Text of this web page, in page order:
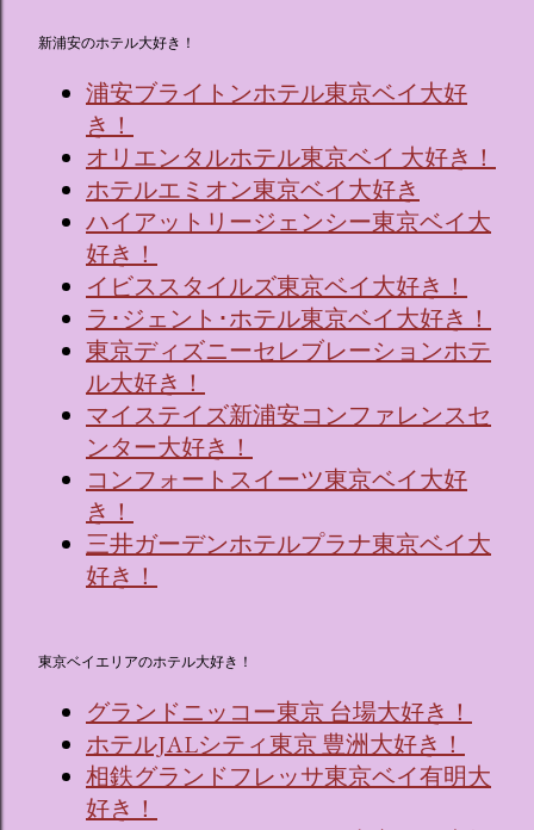
新浦安のホテル大好き！
浦安ブライトンホテル東京ベイ大好
き！
オリエンタルホテル東京ベイ 大好き！
ホテルエミオン東京ベイ大好き
ハイアットリージェンシー東京ベイ大
好き！
イビススタイルズ東京ベイ大好き！
ラ･ジェント･ホテル東京ベイ大好き！
東京ディズニーセレブレーションホテ
ル大好き！
マイステイズ新浦安コンファレンスセ
ンター大好き！
コンフォートスイーツ東京ベイ大好
き！
三井ガーデンホテルプラナ東京ベイ大
好き！
東京ベイエリアのホテル大好き！
グランドニッコー東京 台場大好き！
ホテルJALシティ東京 豊洲大好き！
相鉄グランドフレッサ東京ベイ有明大
好き！